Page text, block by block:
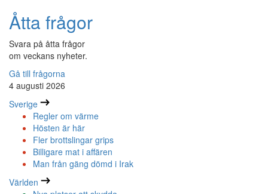
Åtta frågor
Svara på åtta frågor
om veckans nyheter.
Gå till frågorna
4 augusti 2026
Sverige
Regler om värme
Hösten är här
Fler brottslingar grips
Billigare mat i affären
Man från gäng dömd i Irak
Världen